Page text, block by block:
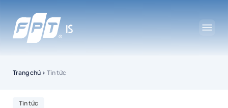
Trang chủ › Tin tức
Tin tức